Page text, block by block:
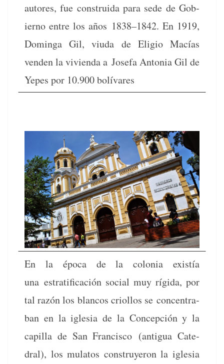
autores, fue con­stru­i­da para sede de Gob­
ier­no entre los años 1838–1842. En 1919,
Domin­ga Gil, viu­da de Eli­gio Macías
venden la vivien­da a Jose­fa Anto­nia Gil de
Yepes por 10.900 bolívares
En la época de la colo­nia existía
una estrat­i­fi­cación social muy rígi­da, por
tal razón los blan­cos criol­los se con­cen­tra­
ban en la igle­sia de la Con­cep­ción y la
capil­la de San Fran­cis­co (antigua Cat­e­
dral), los mulatos con­struyeron la igle­sia